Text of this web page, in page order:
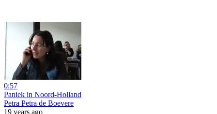
0:57
Paniek in Noord-Holland
Petra Petra de Boevere
19 years ago